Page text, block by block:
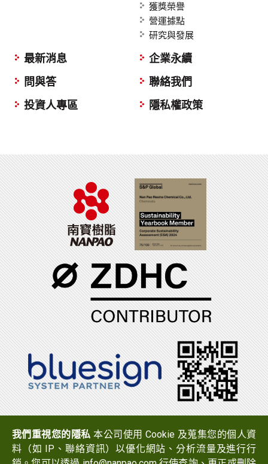
獲獎榮譽
營運據點
研究與發展
最新消息
問與答
投資人專區
企業永續
聯絡我們
隱私權政策
地址：723 台南市西港區中山路519號
Email：
info@nanpao.com
我們重視您的隱私 本公司使用 Cookie 及蒐集您的個人資
料（如 IP、聯絡資訊）以優化網站、分析流量及進行行